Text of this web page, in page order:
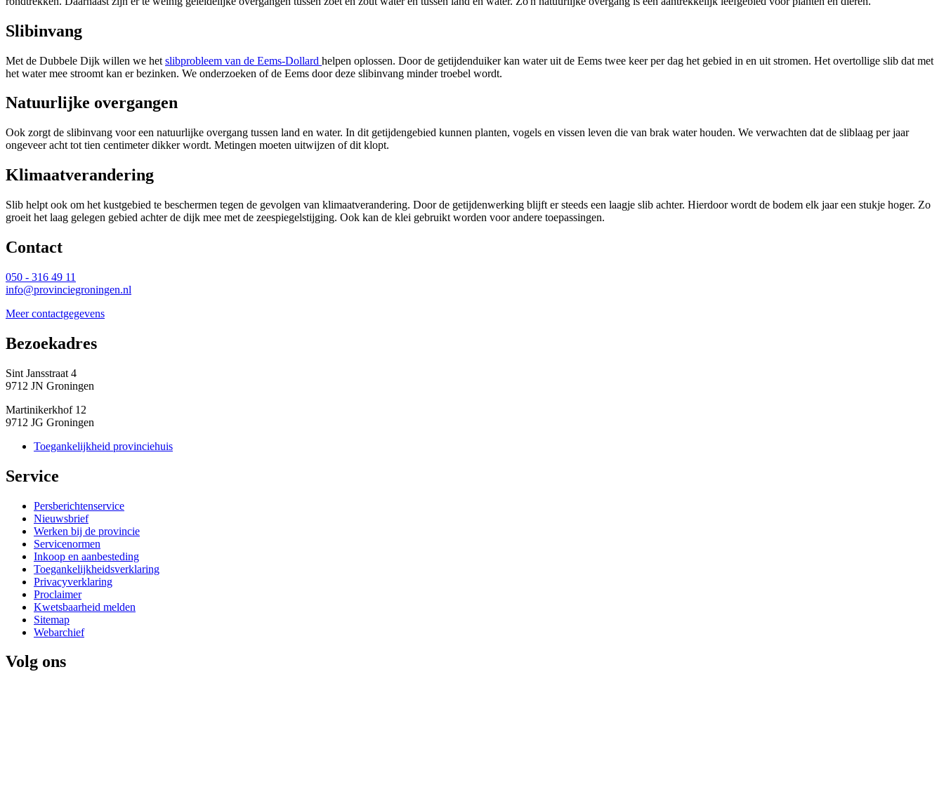
Slibinvang
Met de Dubbele Dijk willen we het slibprobleem van de Eems-Dollard helpen oplossen. Door de getijdenduiker kan water uit de Eems twee keer per dag het gebied in en uit stromen. Het overtollige slib dat met
het water mee stroomt kan er bezinken. We onderzoeken of de Eems door deze slibinvang minder troebel wordt.
Natuurlijke overgangen
Ook zorgt de slibinvang voor een natuurlijke overgang tussen land en water. In dit getijdengebied kunnen planten, vogels en vissen leven die van brak water houden. We verwachten dat de sliblaag per jaar
ongeveer acht tot tien centimeter dikker wordt. Metingen moeten uitwijzen of dit klopt.
Klimaatverandering
Slib helpt ook om het kustgebied te beschermen tegen de gevolgen van klimaatverandering. Door de getijdenwerking blijft er steeds een laagje slib achter. Hierdoor wordt de bodem elk jaar een stukje hoger. Zo
groeit het laag gelegen gebied achter de dijk mee met de zeespiegelstijging. Ook kan de klei gebruikt worden voor andere toepassingen.
Contact
050 - 316 49 11
info@provinciegroningen.nl
Meer contactgegevens
Bezoekadres
Sint Jansstraat 4
9712 JN Groningen
Martinikerkhof 12
9712 JG Groningen
Toegankelijkheid provinciehuis
Service
Persberichtenservice
Nieuwsbrief
Werken bij de provincie
Servicenormen
Inkoop en aanbesteding
Toegankelijkheidsverklaring
Privacyverklaring
Proclaimer
Kwetsbaarheid melden
Sitemap
Webarchief
Volg ons